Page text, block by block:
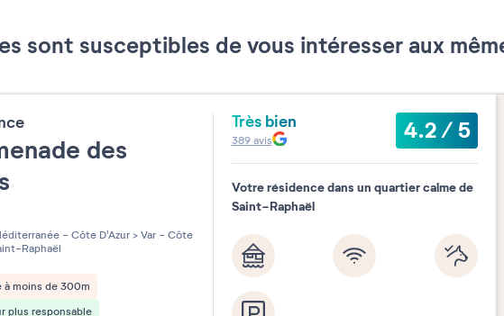
sont susceptibles de vous intéresser aux
des
sur 5 - Côte D'Azur > Var - Côte
Raphaël
à moins de 300m
plus responsable
Très bien 4.2/5
389avis
Votre résidence dans un quartier calme de
Saint-Raphaël